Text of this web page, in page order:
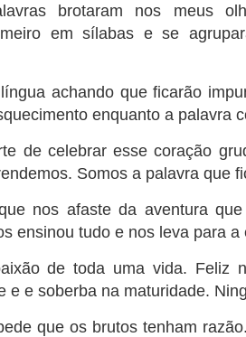
brotaram nos meus
em sílabas e se
achando que ficarão
enquanto a palavra
de celebrar esse coração
Somos a palavra que
nos afaste da aventura
ensinou tudo e nos leva para
de toda uma vida. Feliz
e e soberba na maturidade.
que os brutos tenham